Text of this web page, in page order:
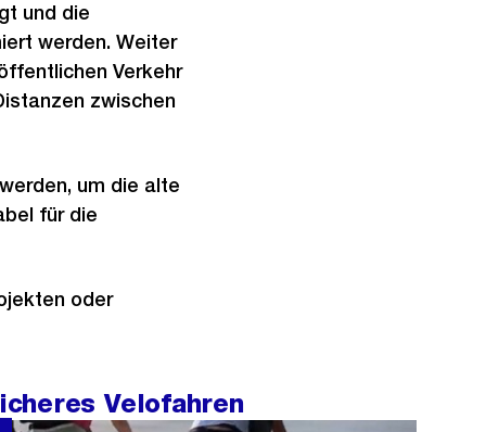
und die
werden. Weiter
Verkehr
zwischen
um die alte
für die
oder
Velofahren